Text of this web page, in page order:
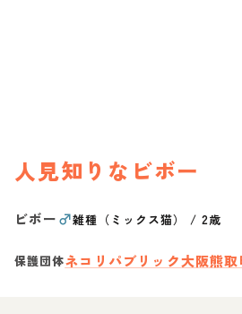
人見知りなビボー
ビボー♂雑種（ミックス猫） /2歳
保護団体ネコリパブリック大阪熊取